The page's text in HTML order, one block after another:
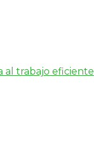
al trabajo eficiente